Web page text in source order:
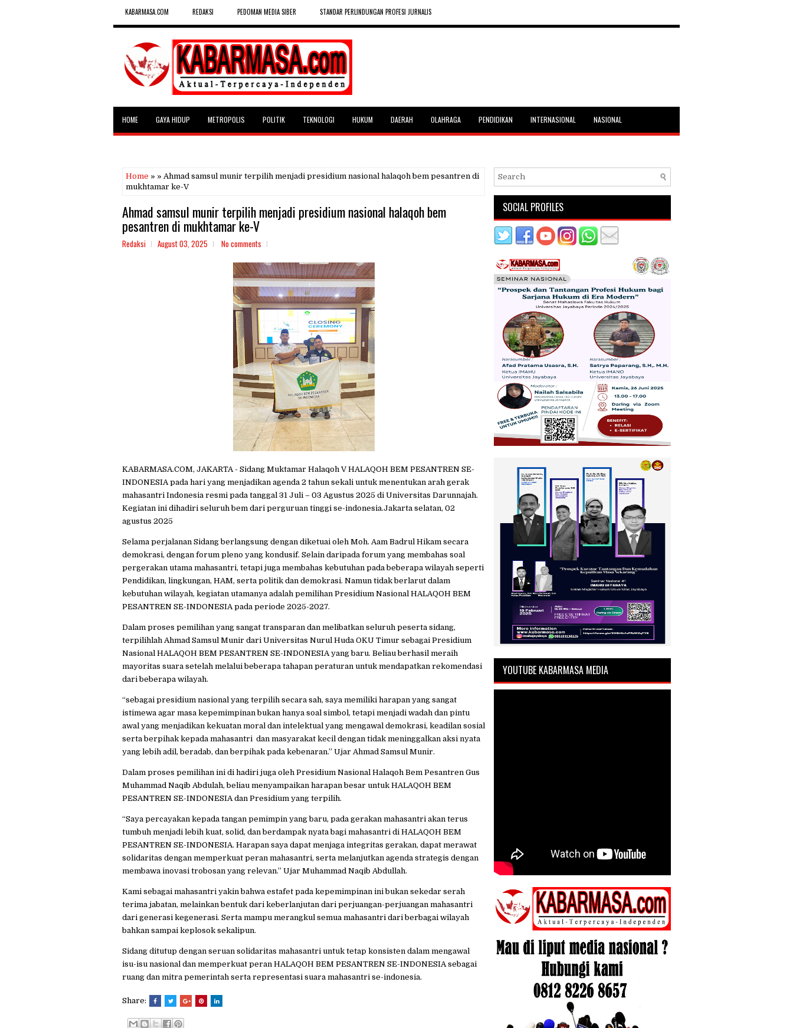
KABARMASA.COM REDAKSI PEDOMAN MEDIA SIBER STANDAR PERLINDUNGAN PROFESI JURNALIS
HOME GAYA HIDUP METROPOLIS POLITIK TEKNOLOGI HUKUM DAERAH OLAHRAGA PENDIDIKAN INTERNASIONAL NASIONAL
Home » » Ahmad samsul munir terpilih menjadi presidium nasional halaqoh bem pesantren di
mukhtamar ke-V
Ahmad samsul munir terpilih menjadi presidium nasional halaqoh bem
pesantren di mukhtamar ke-V
Redaksi August 03, 2025 No comments
KABARMASA.COM, JAKARTA - Sidang Muktamar Halaqoh V HALAQOH BEM PESANTREN SE-
INDONESIA pada hari yang menjadikan agenda 2 tahun sekali untuk menentukan arah gerak
mahasantri Indonesia resmi pada tanggal 31 Juli – 03 Agustus 2025 di Universitas Darunnajah.
Kegiatan ini dihadiri seluruh bem dari perguruan tinggi se-indonesia.Jakarta selatan, 02
agustus 2025
Selama perjalanan Sidang berlangsung dengan diketuai oleh Moh. Aam Badrul Hikam secara
demokrasi, dengan forum pleno yang kondusif. Selain daripada forum yang membahas soal
pergerakan utama mahasantri, tetapi juga membahas kebutuhan pada beberapa wilayah seperti
Pendidikan, lingkungan, HAM, serta politik dan demokrasi. Namun tidak berlarut dalam
kebutuhan wilayah, kegiatan utamanya adalah pemilihan Presidium Nasional HALAQOH BEM
PESANTREN SE-INDONESIA pada periode 2025-2027.
Dalam proses pemilihan yang sangat transparan dan melibatkan seluruh peserta sidang,
terpilihlah Ahmad Samsul Munir dari Universitas Nurul Huda OKU Timur sebagai Presidium
Nasional HALAQOH BEM PESANTREN SE-INDONESIA yang baru. Beliau berhasil meraih
mayoritas suara setelah melalui beberapa tahapan peraturan untuk mendapatkan rekomendasi
dari beberapa wilayah.
“sebagai presidium nasional yang terpilih secara sah, saya memiliki harapan yang sangat
istimewa agar masa kepemimpinan bukan hanya soal simbol, tetapi menjadi wadah dan pintu
awal yang menjadikan kekuatan moral dan intelektual yang mengawal demokrasi, keadilan sosial
serta berpihak kepada mahasantri dan masyarakat kecil dengan tidak meninggalkan aksi nyata
yang lebih adil, beradab, dan berpihak pada kebenaran.” Ujar Ahmad Samsul Munir.
Dalam proses pemilihan ini di hadiri juga oleh Presidium Nasional Halaqoh Bem Pesantren Gus
Muhammad Naqib Abdulah, beliau menyampaikan harapan besar untuk HALAQOH BEM
PESANTREN SE-INDONESIA dan Presidium yang terpilih.
“Saya percayakan kepada tangan pemimpin yang baru, pada gerakan mahasantri akan terus
tumbuh menjadi lebih kuat, solid, dan berdampak nyata bagi mahasantri di HALAQOH BEM
PESANTREN SE-INDONESIA. Harapan saya dapat menjaga integritas gerakan, dapat merawat
solidaritas dengan memperkuat peran mahasantri, serta melanjutkan agenda strategis dengan
membawa inovasi trobosan yang relevan.” Ujar Muhammad Naqib Abdullah.
Kami sebagai mahasantri yakin bahwa estafet pada kepemimpinan ini bukan sekedar serah
terima jabatan, melainkan bentuk dari keberlanjutan dari perjuangan-perjuangan mahasantri
dari generasi kegenerasi. Serta mampu merangkul semua mahasantri dari berbagai wilayah
bahkan sampai keplosok sekalipun.
Sidang ditutup dengan seruan solidaritas mahasantri untuk tetap konsisten dalam mengawal
isu-isu nasional dan memperkuat peran HALAQOH BEM PESANTREN SE-INDONESIA sebagai
ruang dan mitra pemerintah serta representasi suara mahasantri se-indonesia.
Share:
SOCIAL PROFILES
YOUTUBE KABARMASA MEDIA